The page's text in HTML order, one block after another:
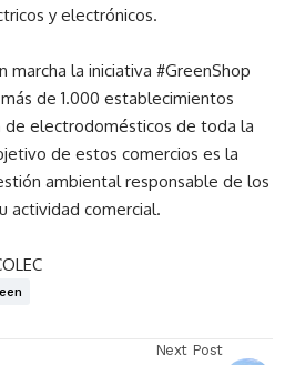
y electrónicos.
marcha la iniciativa #GreenShop
de 1.000 establecimientos
de electrodomésticos de toda la
de estos comercios es la
ambiental responsable de los
actividad comercial.
Next Post